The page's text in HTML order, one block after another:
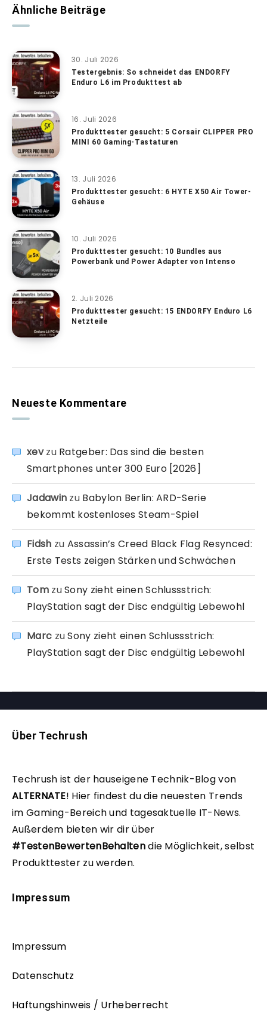
Ähnliche Beiträge
30. Juli 2026
Testergebnis: So schneidet das ENDORFY
Enduro L6 im Produkttest ab
16. Juli 2026
Produkttester gesucht: 5 Corsair CLIPPER PRO
MINI 60 Gaming-Tastaturen
13. Juli 2026
Produkttester gesucht: 6 HYTE X50 Air Tower-
Gehäuse
10. Juli 2026
Produkttester gesucht: 10 Bundles aus
Powerbank und Power Adapter von Intenso
2. Juli 2026
Produkttester gesucht: 15 ENDORFY Enduro L6
Netzteile
Neueste Kommentare
xevzu Ratgeber: Das sind die besten
Smartphones unter 300 Euro [2026]
Jadawin zu Babylon Berlin: ARD-Serie
bekommt kostenloses Steam-Spiel
Fidsh zu Assassin’s Creed Black Flag Resynced:
Erste Tests zeigen Stärken und Schwächen
TomzuSony zieht einen Schlussstrich:
PlayStation sagt der Disc endgültig Lebewohl
Marc zuSony zieht einen Schlussstrich:
PlayStation sagt der Disc endgültig Lebewohl
Über Techrush
Techrush ist der hauseigene Technik-Blog von
ALTERNATE! Hier findest du die neuesten Trends
im Gaming-Bereich und tagesaktuelle IT-News.
Außerdem bieten wir dir über
#TestenBewertenBehaltendie Möglichkeit, selbst
Produkttester zu werden.
Impressum
Impressum
Datenschutz
Haftungshinweis / Urheberrecht